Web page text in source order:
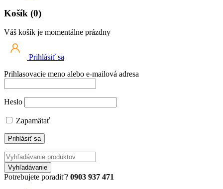
Košík (0)
Váš košík je momentálne prázdny
Prihlásiť sa
Prihlasovacie meno alebo e-mailová adresa
Heslo
Zapamätať
Potrebujete poradiť? 0903 937 471